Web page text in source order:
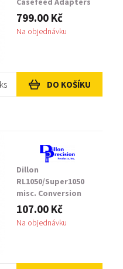
Yellow
799.00 Kč
Na objednávku
ks DO KOŠÍKU
Dillon
RL1050/Super1050
misc. Conversion
Parts Blue Locator
Tab
107.00 Kč
Na objednávku